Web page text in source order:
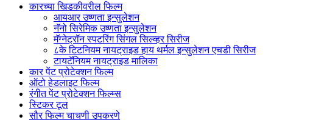
कारच्या खिडकीवरील फिल्म
आयआर उष्णता इन्सुलेशन
नॅनो सिरेमिक उष्णता इन्सुलेशन
मॅग्नेट्रॉन स्पटरिंग सिंगल सिल्व्हर सिरीज
८के टिटनियम नायट्राइड हाय थर्मल इन्सुलेशन एचडी सिरीज
टायटॅनियम नायट्राइड मालिका
कार पेंट प्रोटेक्शन फिल्म
ऑटो हेडलाइट फिल्म
रंगीत पेंट प्रोटेक्शन फिल्म्स
स्टिकर टूल
सौर फिल्म चाचणी उपकरणे